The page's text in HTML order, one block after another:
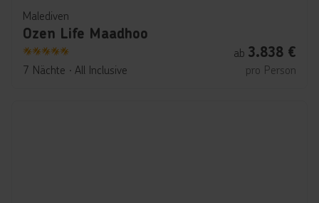
Malediven
Ozen Life Maadhoo
5
7 Nächte ∙ All Inclusive
ab 3.838 €
pro Person